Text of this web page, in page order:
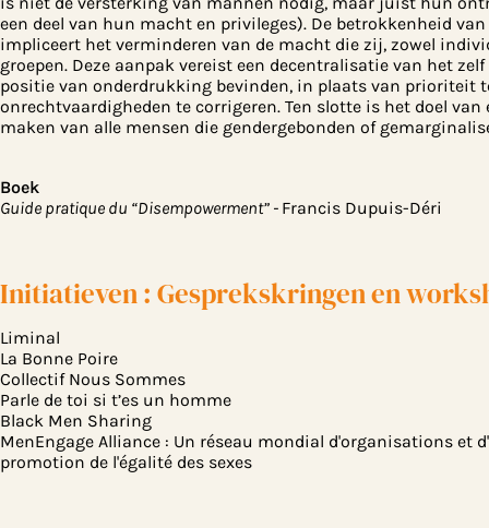
een deel van hun macht en privileges). De betrokkenheid
impliceert het verminderen van de macht die zij, zowel
groepen. Deze aanpak vereist een decentralisatie van het
positie van onderdrukking bevinden, in plaats van prioriteit
onrechtvaardigheden te corrigeren. Ten slotte is het doel
maken van alle mensen die gendergebonden of
Boek
Guide pratique du “Disempowerment” - Francis Dupuis-Déri
Initiatieven : Gesprekskringen en
Liminal
La Bonne Poire
Collectif Nous Sommes
Parle de toi si t’es un homme
Black Men Sharing
MenEngage Alliance : Un réseau mondial d'organisations
promotion de l'égalité des sexes